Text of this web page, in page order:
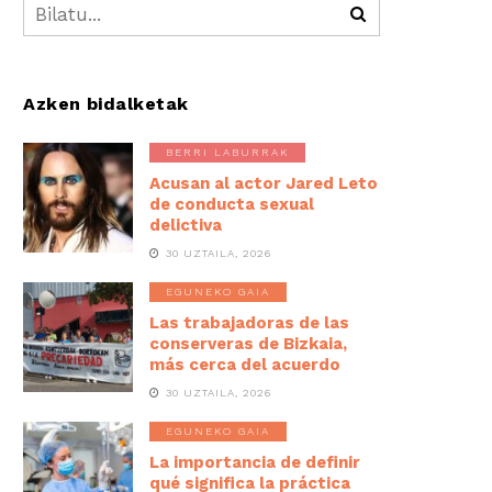
Azken bidalketak
BERRI LABURRAK
Acusan al actor Jared Leto
de conducta sexual
delictiva
30 UZTAILA, 2026
EGUNEKO GAIA
Las trabajadoras de las
conserveras de Bizkaia,
más cerca del acuerdo
30 UZTAILA, 2026
EGUNEKO GAIA
La importancia de definir
qué significa la práctica